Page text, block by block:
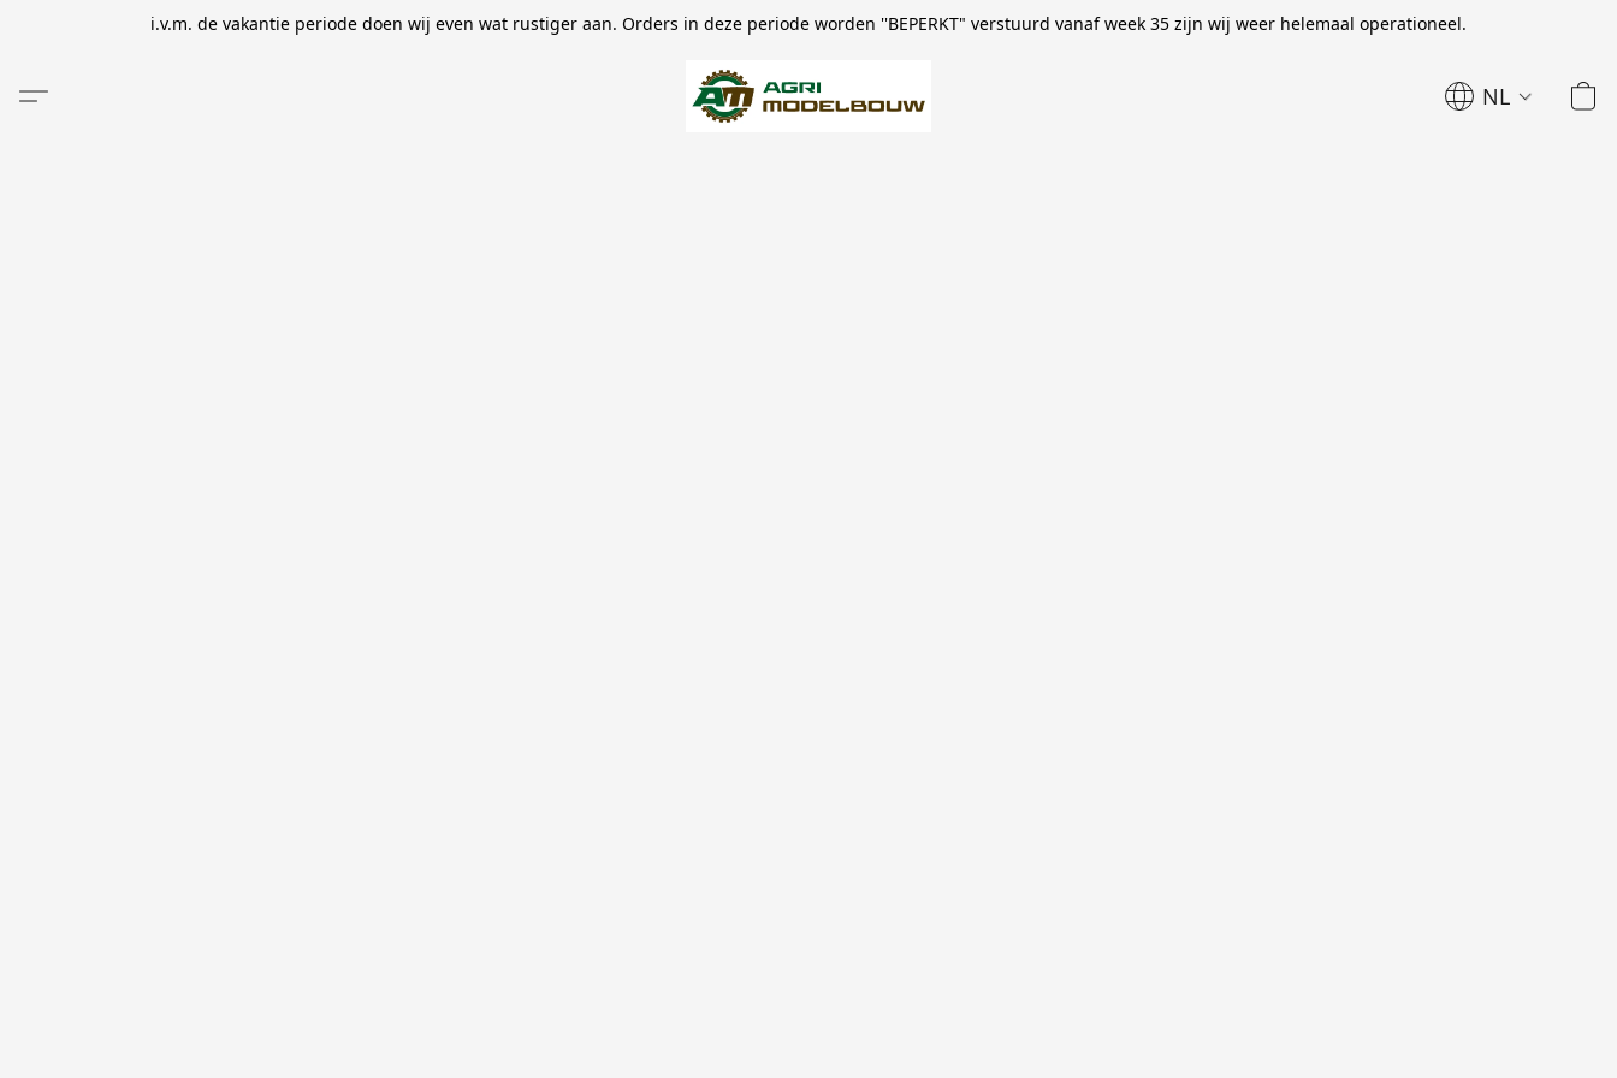
i.v.m. de vakantie periode doen wij even wat rustiger aan. Orders in deze periode worden ''BEPERKT" verstuurd vanaf week 35 zijn wij weer helemaal operationeel.
NL